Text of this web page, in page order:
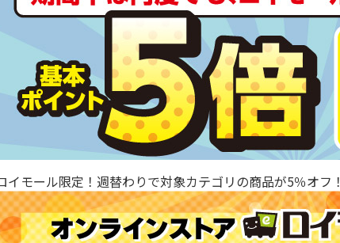
イモール限定！週替わりで対象カテゴリの商品が5％オフ！